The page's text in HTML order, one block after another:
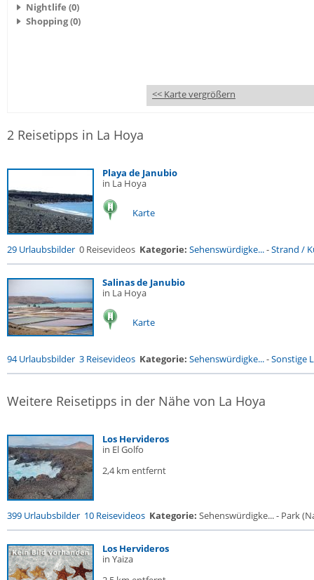
Nightlife (0)
Shopping (0)
<< Karte vergrößern
2 Reisetipps in La Hoya
Playa de Janubio
in La Hoya
Karte
29 Urlaubsbilder 0 Reisevideos Kategorie: Sehenswürdigke...-Strand /
Salinas de Janubio
in La Hoya
Karte
94 Urlaubsbilder 3 Reisevideos Kategorie: Sehenswürdigke...-Sonstige
Weitere Reisetipps in der Nähe von La Hoya
Los Hervideros
in El Golfo
2,4 km entfernt
399 Urlaubsbilder 10 Reisevideos Kategorie: Sehenswürdigke... - Park
Los Hervideros
in Yaiza